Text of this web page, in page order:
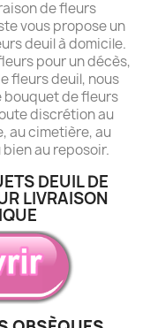
de fleurs
vous propose un
deuil à domicile.
pour un décès,
fleurs deuil, nous
bouquet de fleurs
discrétion au
au cimetière, au
au reposoir.
DEUIL DE
LIVRAISON